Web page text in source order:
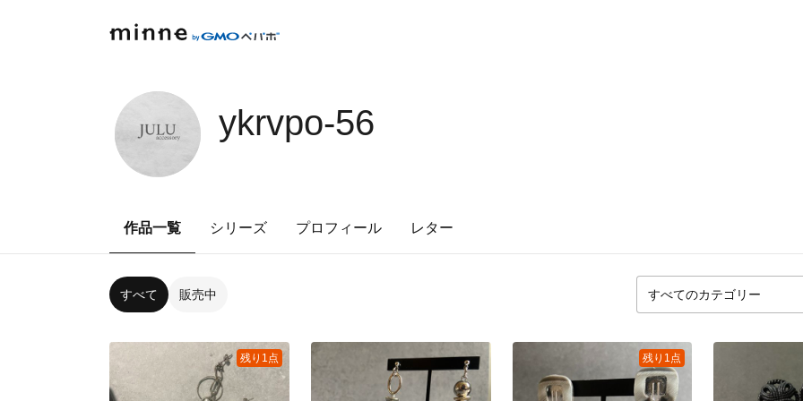
ykrvpo-56
作品一覧 シリーズ プロフィール レター
すべて 販売中
残り1点 残り1点